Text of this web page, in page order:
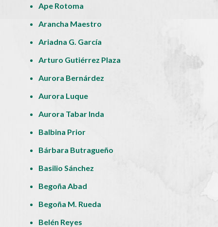
Ape Rotoma
Arancha Maestro
Ariadna G. García
Arturo Gutiérrez Plaza
Aurora Bernárdez
Aurora Luque
Aurora Tabar Inda
Balbina Prior
Bárbara Butragueño
Basilio Sánchez
Begoña Abad
Begoña M. Rueda
Belén Reyes